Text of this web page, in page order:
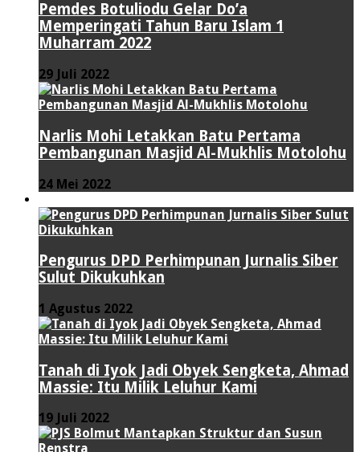
Pemdes Botuliodu Gelar Do’a
Memperingati Tahun Baru Islam 1
Muharram 2022
29 Juli 2022
Narlis Mohi Letakkan Batu Pertama
Pembangunan Masjid Al-Mukhlis Motolohu
24 Mei 2022
Pengurus DPD Perhimpunan Jurnalis Siber
Sulut Dikukuhkan
1 Agustus 2022
Tanah di Iyok Jadi Obyek Sengketa, Ahmad
Massie: Itu Milik Leluhur Kami
19 Juli 2022